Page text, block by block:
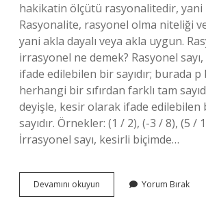
hakikatin ölçütü rasyonalitedir, yani
Rasyonalite, rasyonel olma niteliği
yani akla dayalı veya akla uygun.
irrasyonel ne demek? Rasyonel
ifade edilebilen bir sayıdır; burada p
herhangi bir sıfırdan farklı tam
deyişle, kesir olarak ifade edilebilen
sayıdır. Örnekler: (1 / 2), (-3 / 8), (5 /
İrrasyonel sayı, kesirli biçimde…
Devamını okuyun Rasyonellik
Ve
Yorum Bırak